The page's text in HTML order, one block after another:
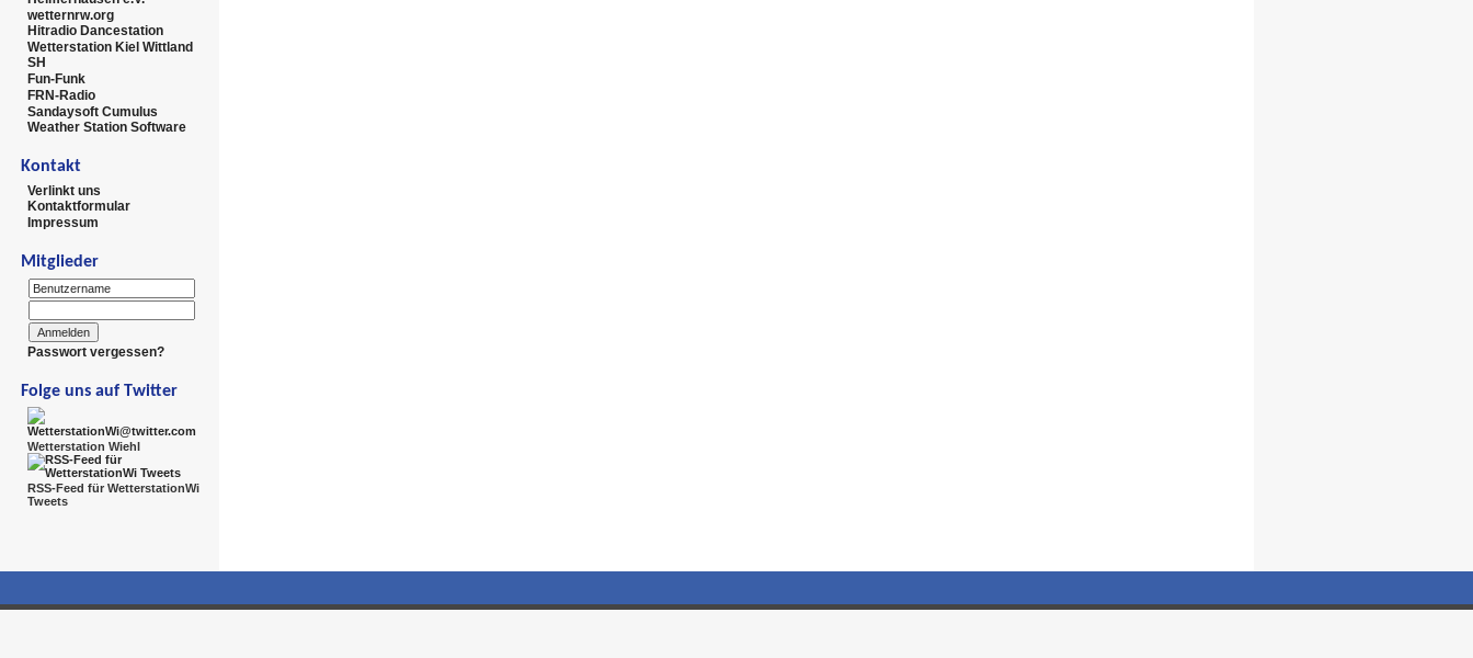
wetternrw.org
Hitradio Dancestation
Wetterstation Kiel Wittland
SH
Fun-Funk
FRN-Radio
Sandaysoft Cumulus
Weather Station Software
Kontakt
Verlinkt uns
Kontaktformular
Impressum
Mitglieder
Passwort vergessen?
Folge uns auf Twitter
Wetterstation Wiehl
RSS-Feed für WetterstationWi
Tweets